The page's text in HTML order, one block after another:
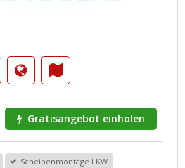
Gratisangebot einholen
Scheibenmontage LKW